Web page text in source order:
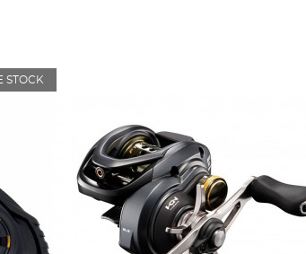
STOCK
add_circle_outline Create new list
((modalDeleteText))
D'ENVIES
Créer une liste d'envies
pour ajouter des produits à votre liste
Annuler Connexion